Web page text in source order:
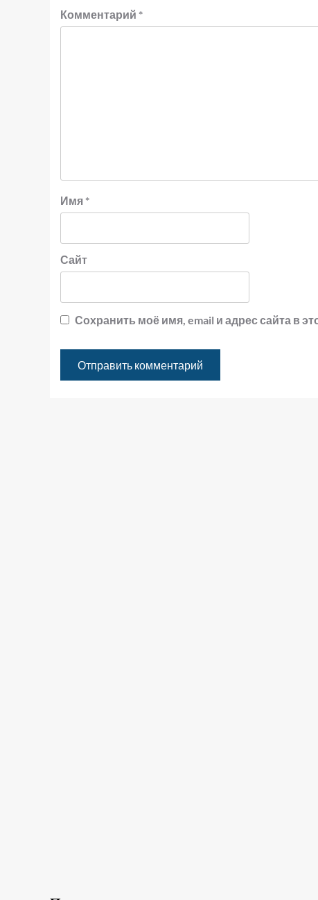
Комментарий *
Имя *
Сайт
Сохранить моё имя, email и адрес сайта в